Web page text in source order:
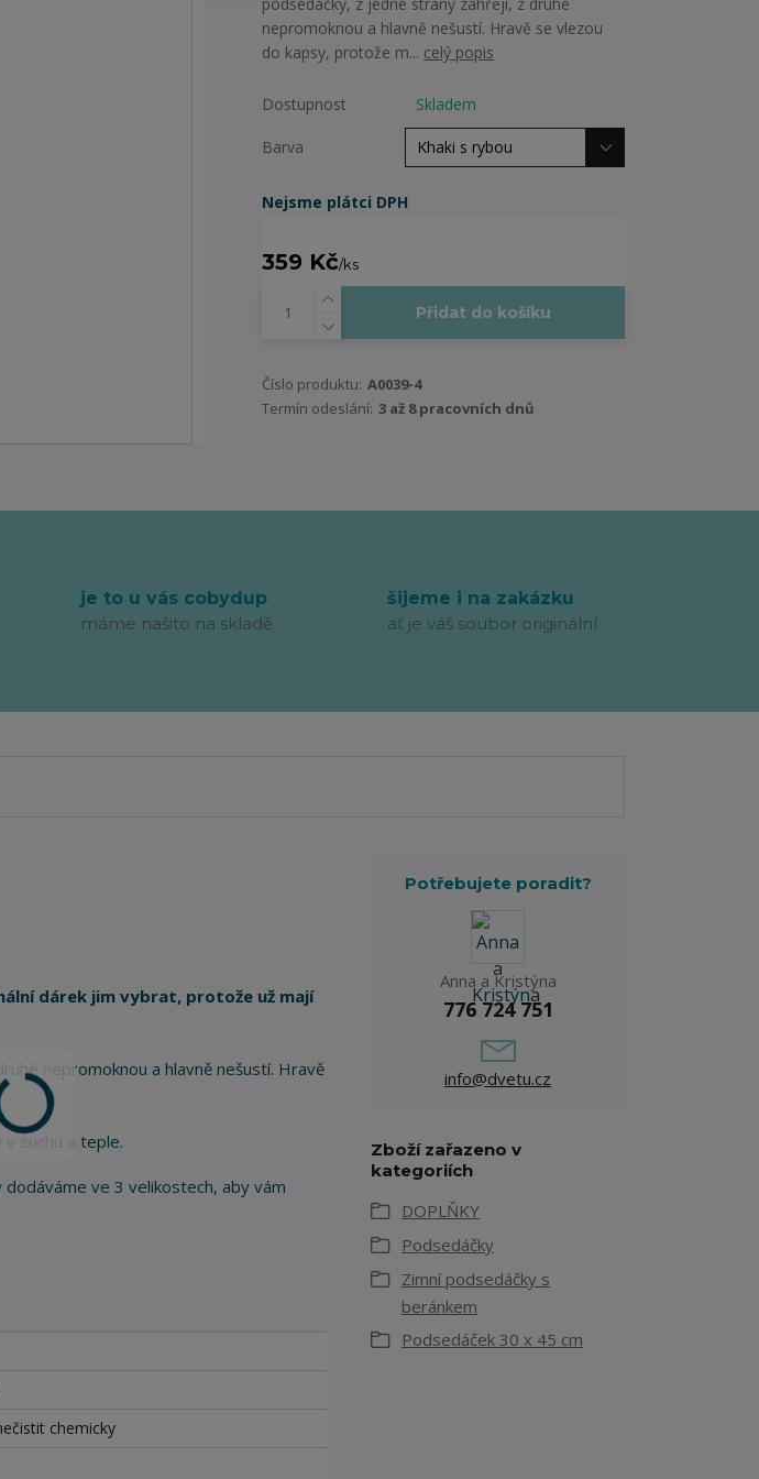
nepromoknou a hlavně nešustí. Hravě se vlezou
do kapsy, protože m... celý popis
Dostupnost Skladem
Barva
Nejsme plátci DPH
359 Kč/ks
Přidat do košíku
Číslo produktu: A0039-4
Termín odeslání: 3 až 8 pracovních dnů
je to u vás cobydup
máme našito na skladě
šijeme i na zakázku
ať je váš soubor originální
dárek jim vybrat, protože už mají
nepromoknou a hlavně nešustí. Hravě
suchu a teple.
ve 3 velikostech, aby vám
chemicky
Potřebujete poradit?
Anna a Kristýna
776 724 751
info@dvetu.cz
Zboží zařazeno v
kategoriích
DOPLŇKY
Podsedáčky
Zimní podsedáčky s
beránkem
Podsedáček 30 x 45 cm